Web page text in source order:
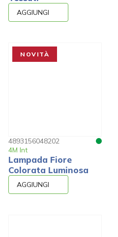
AGGIUNGI
NOVITÀ
4893156048202
4M Int
Lampada Fiore
Colorata Luminosa
AGGIUNGI